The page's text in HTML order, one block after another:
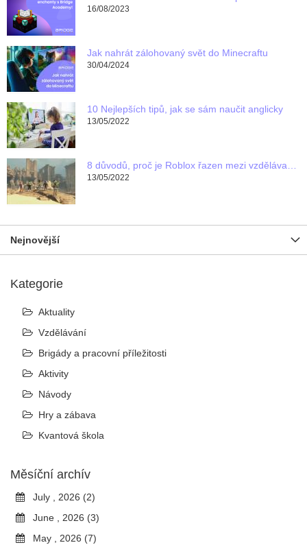
16/08/2023
Jak nahrát zálohovaný svět do Minecraftu
30/04/2024
10 Nejlepších tipů, jak se sám naučit anglicky
13/05/2022
13/05/2022
Nejnovější
Kategorie
Aktuality
Vzdělávání
Brigády a pracovní příležitosti
Aktivity
Návody
Hry a zábava
Kvantová škola
Měsíční archív
July , 2026 (2)
June , 2026 (3)
May , 2026 (7)